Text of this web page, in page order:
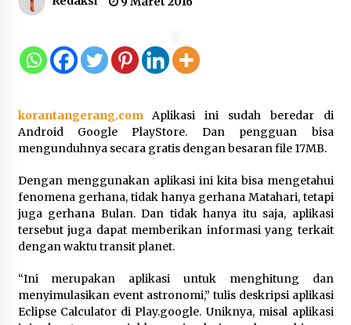
Listrik, Wapres Dorong Link and
Match Pendidikan–Industri
Marak Kecelakaan Kapal, Puan
Transportasi Laut
5 Agustus 2026
Persaudaraan Manusia, Megawati
Soekarnoputri Tegaskan
Kepemimpinan Perempuan Bukan
korantangerang.com
Aplikasi ini sudah beredar di
Android Google PlayStore. Dan pengguan bisa
mengunduhnya secara gratis dengan besaran file 17MB.
Dengan menggunakan aplikasi ini kita bisa mengetahui
fenomena gerhana, tidak hanya gerhana Matahari, tetapi
juga gerhana Bulan. Dan tidak hanya itu saja, aplikasi
tersebut juga dapat memberikan informasi yang terkait
dengan waktu transit planet.
“Ini merupakan aplikasi untuk menghitung dan
menyimulasikan event astronomi,” tulis deskripsi aplikasi
Eclipse Calculator di Play.google. Uniknya, misal aplikasi